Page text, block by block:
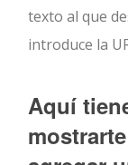
texto al que
introduce la
Aquí